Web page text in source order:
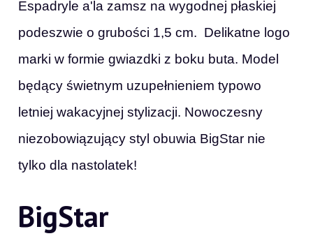
Espadryle a'la zamsz na wygodnej płaskiej
podeszwie o grubości 1,5 cm. Delikatne logo
marki w formie gwiazdki z boku buta. Model
będący świetnym uzupełnieniem typowo
letniej wakacyjnej stylizacji. Nowoczesny
niezobowiązujący styl obuwia BigStar nie
tylko dla nastolatek!
BigStar